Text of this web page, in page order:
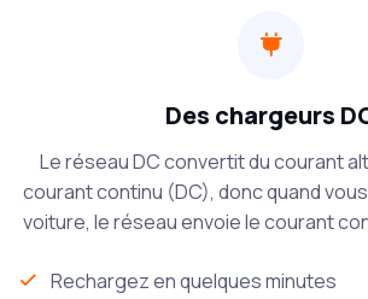
Des chargeurs
Le réseau DC convertit du courant
courant continu (DC), donc quand
voiture, le réseau envoie le courant
Rechargez en quelques minutes